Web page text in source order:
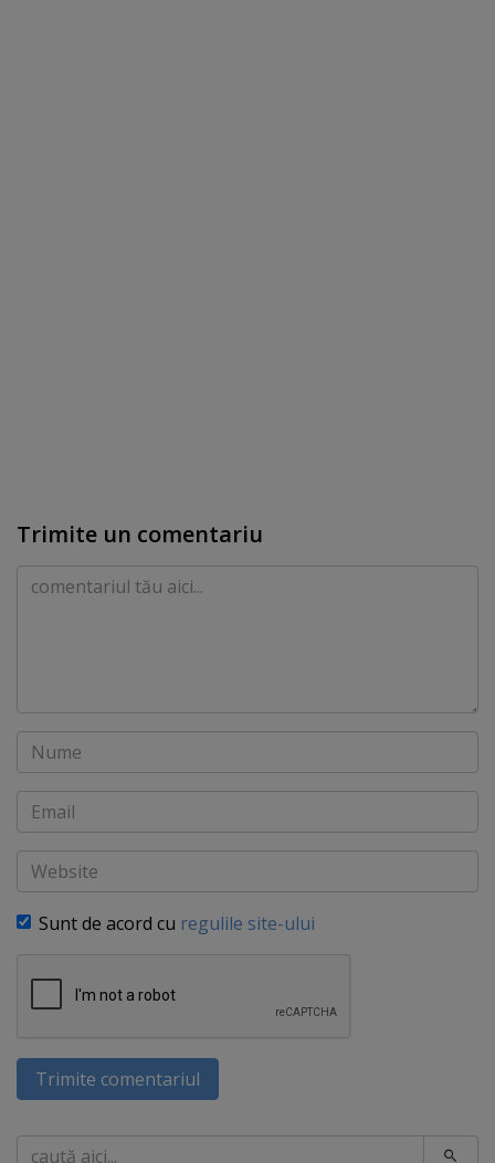
Trimite un comentariu
Comentariu
Nume
Email
Website
Sunt de acord cu regulile site-ului
Trimite comentariul
Caută